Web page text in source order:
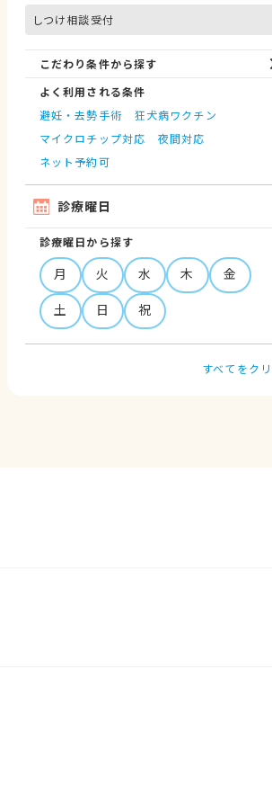
しつけ相談受付
こだわり条件から探す
よく利用される条件
避妊・去勢手術
狂犬病ワクチン
マイクロチップ対応
夜間対応
ネット予約可
診療曜日
診療曜日から探す
月 火 水 木
金
土
日 祝
すべてをク